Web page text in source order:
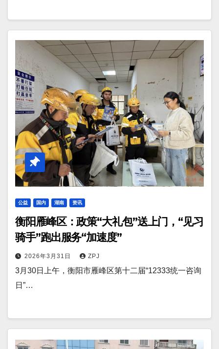
公益 国内 湖南 资讯
衡阳雁峰区：政策“大礼包”送上门，“见习
骑手”跑出服务“加速度”
2026年3月31日 ZPJ
3月30日上午，衡阳市雁峰区第十二届“12333统一咨询
日”…